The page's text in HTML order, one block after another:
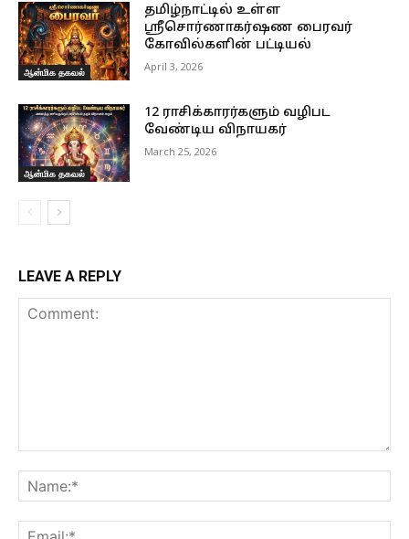
ஆன்மிக தகவல்
தமிழ்நாட்டில் உள்ள
ஸ்ரீசொர்ணாகர்ஷண பைரவர்
கோவில்களின் பட்டியல்
April 3, 2026
ஆன்மிக தகவல்
12 ராசிக்காரர்களும் வழிபட
வேண்டிய விநாயகர்
March 25, 2026
LEAVE A REPLY